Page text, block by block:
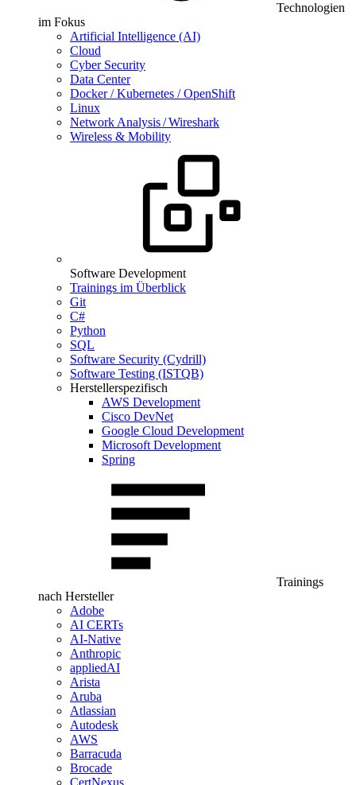
Technologien
im Fokus
Artificial Intelligence (AI)
Cloud
Cyber Security
Data Center
Docker / Kubernetes / OpenShift
Linux
Network Analysis / Wireshark
Wireless & Mobility
Software Development
Trainings im Überblick
Git
C#
Python
SQL
Software Security (Cydrill)
Software Testing (ISTQB)
Herstellerspezifisch
AWS Development
Cisco DevNet
Google Cloud Development
Microsoft Development
Spring
Trainings
nach Hersteller
Adobe
AI CERTs
AI-Native
Anthropic
appliedAI
Arista
Aruba
Atlassian
Autodesk
AWS
Barracuda
Brocade
CertNexus